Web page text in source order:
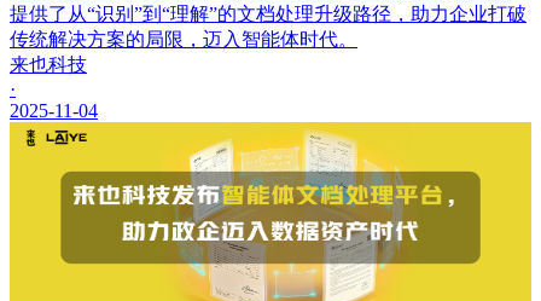
提供了从“识别”到“理解”的文档处理升级路径，助力企业打破
传统解决方案的局限，迈入智能体时代。
来也科技
·
2025-11-04